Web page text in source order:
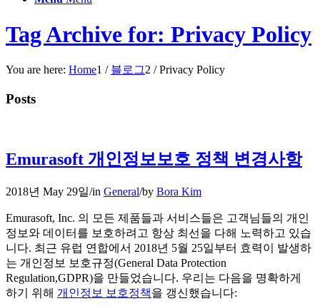
Tag Archive for: Privacy Policy
You are here: Home1 / 블로그2 / Privacy Policy
Posts
Emurasoft 개인정보보호 정책 변경사항
2018년 May 29일/in General/by Bora Kim
Emurasoft, Inc. 의 모든 제품들과 서비스들은 고객님들의 개인
정보와 데이터를 보호하려고 항상 최선을 다해 노력하고 있습
니다. 최근 유럽 연합에서 2018년 5월 25일부터 효력이 발생하
는 개인정보 보호규정(General Data Protection
Regulation,GDPR)을 만들었습니다. 우리는 다음을 명확하게
하기 위해 개인정보 보호정책을 갱신했습니다: